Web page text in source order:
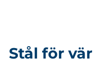
Stål för